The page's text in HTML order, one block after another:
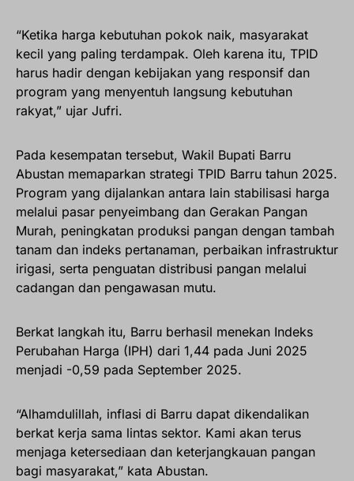
“Ketika harga kebutuhan pokok naik, masyarakat
kecil yang paling terdampak. Oleh karena itu, TPID
harus hadir dengan kebijakan yang responsif dan
program yang menyentuh langsung kebutuhan
rakyat,” ujar Jufri.
Pada kesempatan tersebut, Wakil Bupati Barru
Abustan memaparkan strategi TPID Barru tahun 2025.
Program yang dijalankan antara lain stabilisasi harga
melalui pasar penyeimbang dan Gerakan Pangan
Murah, peningkatan produksi pangan dengan tambah
tanam dan indeks pertanaman, perbaikan infrastruktur
irigasi, serta penguatan distribusi pangan melalui
cadangan dan pengawasan mutu.
Berkat langkah itu, Barru berhasil menekan Indeks
Perubahan Harga (IPH) dari 1,44 pada Juni 2025
menjadi -0,59 pada September 2025.
“Alhamdulillah, inflasi di Barru dapat dikendalikan
berkat kerja sama lintas sektor. Kami akan terus
menjaga ketersediaan dan keterjangkauan pangan
bagi masyarakat,” kata Abustan.